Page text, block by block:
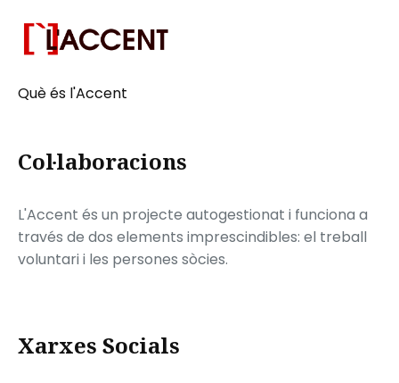
Què és l'Accent
Col·laboracions
L'Accent és un projecte autogestionat i funciona a
través de dos elements imprescindibles: el treball
voluntari i les persones sòcies.
Xarxes Socials